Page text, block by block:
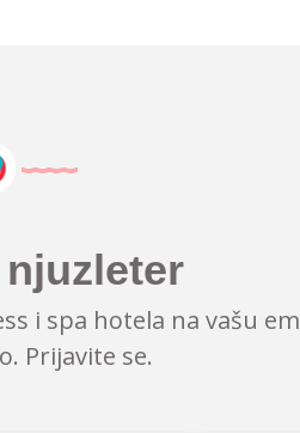
i spa hotela na vašu
Prijavite se.